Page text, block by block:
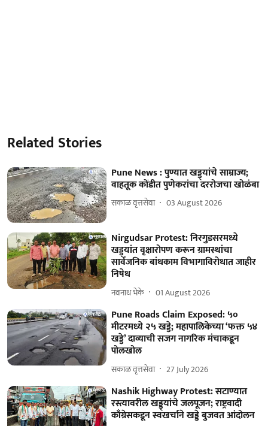
Related Stories
Pune News : पुण्यात खड्ड्यांचे साम्राज्य;
वाहतूक कोंडीत पुणेकरांचा दररोजचा खोळंबा
सकाळ वृत्तसेवा 03 August 2026
Nirgudsar Protest: निरगुडसरमध्ये
खड्ड्यांत वृक्षारोपण करून ग्रामस्थांचा
सार्वजनिक बांधकाम विभागाविरोधात जाहीर
निषेध
नवनाथ भेके 01 August 2026
Pune Roads Claim Exposed: ५०
मीटरमध्ये २५ खड्डे; महापालिकेच्या ‘फक्त ५४
खड्डे’ दाव्याची सजग नागरिक मंचाकडून
पोलखोल
सकाळ वृत्तसेवा 27 July 2026
Nashik Highway Protest: सटाण्यात
रस्त्यावरील खड्ड्यांचे जलपूजन; राष्ट्रवादी
काँग्रेसकडून स्वखर्चाने खड्डे बुजवत आंदोलन